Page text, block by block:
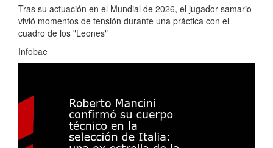
Tras su actuación en el Mundial de 2026, el jugador samario
vivió momentos de tensión durante una práctica con el
cuadro de los "Leones"
Infobae